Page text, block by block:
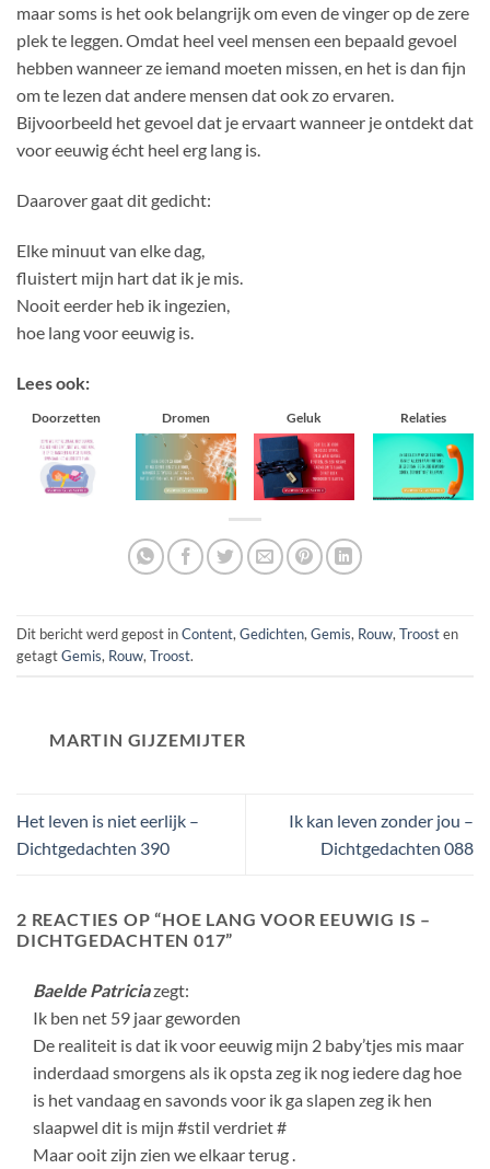
maar soms is het ook belangrijk om even de vinger op de zere
plek te leggen. Omdat heel veel mensen een bepaald gevoel
hebben wanneer ze iemand moeten missen, en het is dan fijn
om te lezen dat andere mensen dat ook zo ervaren.
Bijvoorbeeld het gevoel dat je ervaart wanneer je ontdekt dat
voor eeuwig écht heel erg lang is.
Daarover gaat dit gedicht:
Elke minuut van elke dag,
fluistert mijn hart dat ik je mis.
Nooit eerder heb ik ingezien,
hoe lang voor eeuwig is.
Lees ook:
Doorzetten Dromen Geluk Relaties
Dit bericht werd gepost inContent,Gedichten,Gemis, Rouw,Troosten
getagtGemis, Rouw,Troost.
MARTIN GIJZEMIJTER
Het leven is niet eerlijk –
Dichtgedachten 390
Ik kan leven zonder jou –
Dichtgedachten 088
2 REACTIES OP “HOE LANG VOOR EEUWIG IS –
DICHTGEDACHTEN 017”
Baelde Patriciazegt:
Ik ben net 59 jaar geworden
De realiteit is dat ik voor eeuwig mijn 2 baby’tjes mis maar
inderdaad smorgens als ik opsta zeg ik nog iedere dag hoe
is het vandaag en savonds voor ik ga slapen zeg ik hen
slaapwel dit is mijn #stil verdriet #
Maar ooit zijn zien we elkaar terug .